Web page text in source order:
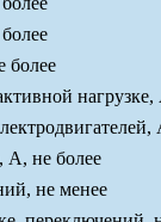
более
нагрузке,
А, не более
не менее